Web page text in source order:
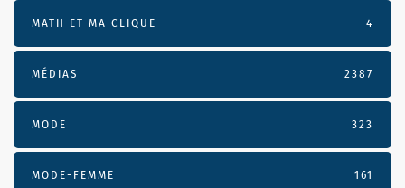
MATH ET MA CLIQUE 4
MÉDIAS 2387
MODE 323
MODE-FEMME 161